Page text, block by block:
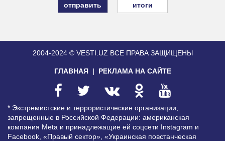
итоги
2004-2024 © VESTI.UZ ВСЕ ПРАВА ЗАЩИЩЕНЫ
ГЛАВНАЯ РЕКЛАМА НА САЙТЕ
* Экстремистские и террористические организации,
запрещенные в Российской Федерации: американская
компания Meta и принадлежащие ей соцсети Instagram и
Facebook, «Правый сектор», «Украинская повстанческая